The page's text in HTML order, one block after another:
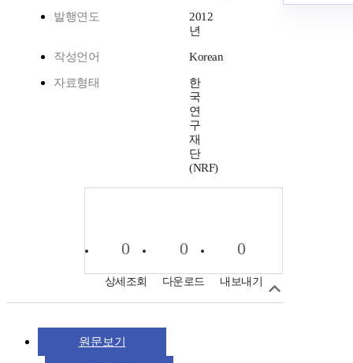
발행연도
2012
년
작성언어 Korean
자료형태
한
국
연
구
재
단
(NRF)
0
상세조회
0
다운로드
0
내보내기
원문보기